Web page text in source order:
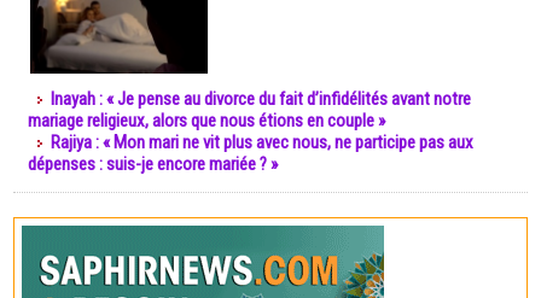
Inayah : « Je pense au divorce du fait d’infidélités avant notre
mariage religieux, alors que nous étions en couple »
Rajiya : « Mon mari ne vit plus avec nous, ne participe pas aux
dépenses : suis-je encore mariée ? »